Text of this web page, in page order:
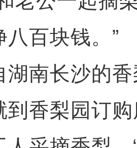
八百块钱。”
长沙的香
到香梨园订